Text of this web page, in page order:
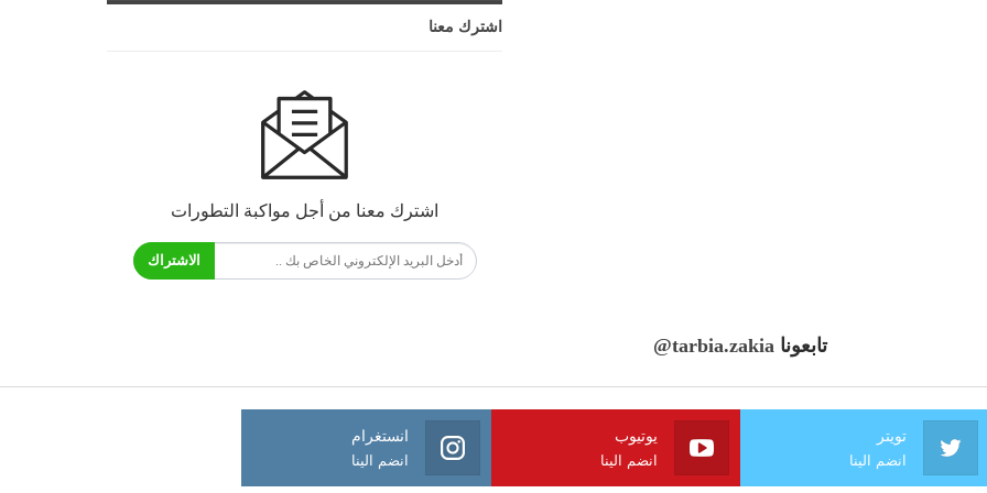
اشترك معنا
اشترك معنا من أجل مواكبة التطورات
الاشتراك
تابعونا @tarbia.zakia
تويتر
انضم الينا
يوتيوب
انضم الينا
انستغرام
انضم الينا